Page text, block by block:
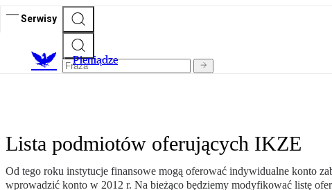
Serwisy
Pieniądze
Lista podmiotów oferujących IKZE
Od tego roku instytucje finansowe mogą oferować indywidualne konto
wprowadzić konto w 2012 r. Na bieżąco będziemy modyfikować listę